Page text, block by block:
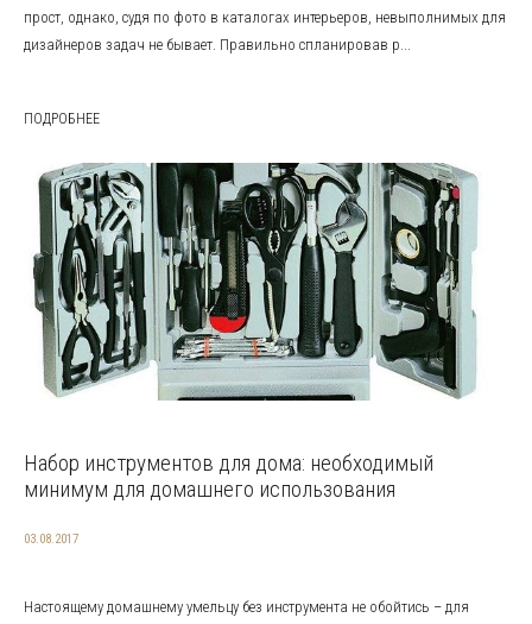
прост, однако, судя по фото в каталогах интерьеров, невыполнимых для
дизайнеров задач не бывает. Правильно спланировав р...
ПОДРОБНЕЕ
Набор инструментов для дома: необходимый
минимум для домашнего использования
03.08.2017
Настоящему домашнему умельцу без инструмента не обойтись – для